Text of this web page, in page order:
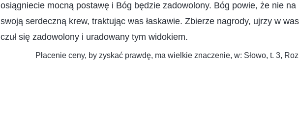
osiągniecie mocną postawę i Bóg będzie zadowolony. Bóg powie, że nie na
swoją serdeczną krew, traktując was łaskawie. Zbierze nagrody, ujrzy w
czuł się zadowolony i uradowany tym widokiem.
Płacenie ceny, by zyskać prawdę, ma wielkie znaczenie, w: Słowo, t. 3,